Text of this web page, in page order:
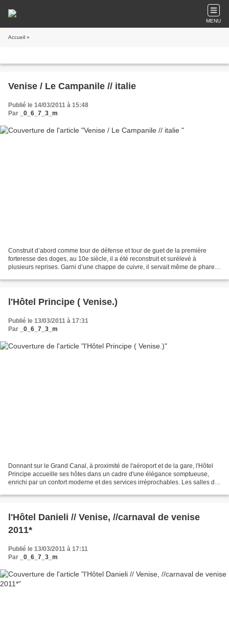
MENU
Accueil »
Venise / Le Campanile // italie
Publié le 14/03/2011 à 15:48
Par
_0_6_7_3_m
Construit d’abord comme tour de défense et tour de guet de la première
forteresse des doges, au 10e siècle, il a été reconstruit et surélevé à
plusieurs reprises. Garni d’une chappe de cuivre, il servait même de phare,
l'Hôtel Principe ( Venise.)
Publié le 13/03/2011 à 17:31
Par
_0_6_7_3_m
Donnant sur le Grand Canal, à proximité de l'aéroport et de la gare, l'Hôtel
Principe accueille ses hôtes dans un cadre d'une élégance somptueuse,
enrichi par un confort moderne et des services irréprochables. Les salles de
l'Hôtel Danieli // Venise, //carnaval de venise
2011*
Publié le 13/03/2011 à 17:11
Par
_0_6_7_3_m